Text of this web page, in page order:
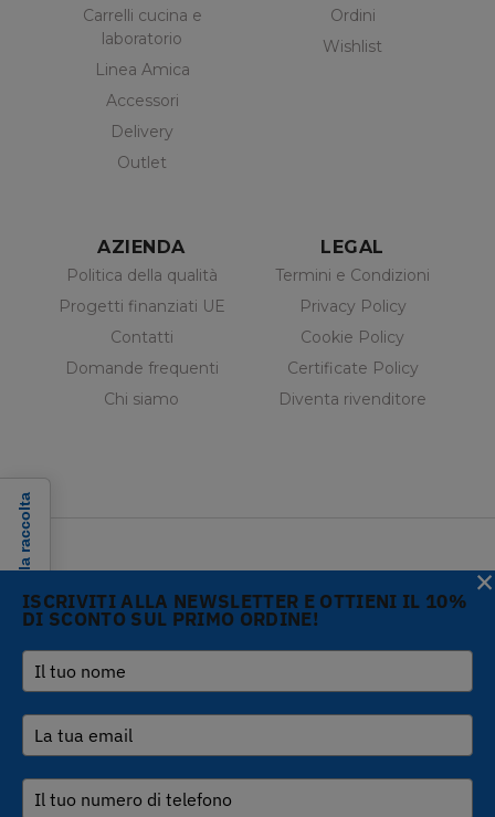
Carrelli cucina e
laboratorio
Linea Amica
Accessori
Delivery
Outlet
Ordini
Wishlist
AZIENDA
Politica della qualità
Progetti finanziati UE
Contatti
Domande frequenti
Chi siamo
LEGAL
Termini e Condizioni
Privacy Policy
Cookie Policy
Certificate Policy
Diventa rivenditore
Copyright © 2026 Gi.Metal
srl - VAT no. 01888690979
Via Croce Rossa 1/C - 51037
Montale PT
Telefono :+39 0573
1943680-
UI v. 0.0.240 prod
(gde890d5 15/07/26tag
Informativa sulla raccoltaISCRIVITI ALLA NEWSLETTER E OTTIENI IL 10%
DI SCONTO SUL PRIMO ORDINE!
×